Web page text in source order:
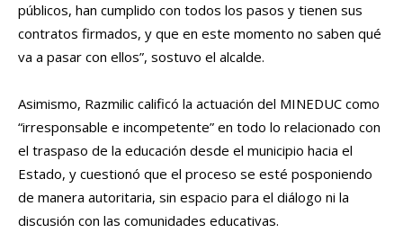
públicos, han cumplido con todos los pasos y tienen sus
contratos firmados, y que en este momento no saben qué
va a pasar con ellos”, sostuvo el alcalde.
Asimismo, Razmilic calificó la actuación del MINEDUC como
“irresponsable e incompetente” en todo lo relacionado con
el traspaso de la educación desde el municipio hacia el
Estado, y cuestionó que el proceso se esté posponiendo
de manera autoritaria, sin espacio para el diálogo ni la
discusión con las comunidades educativas.